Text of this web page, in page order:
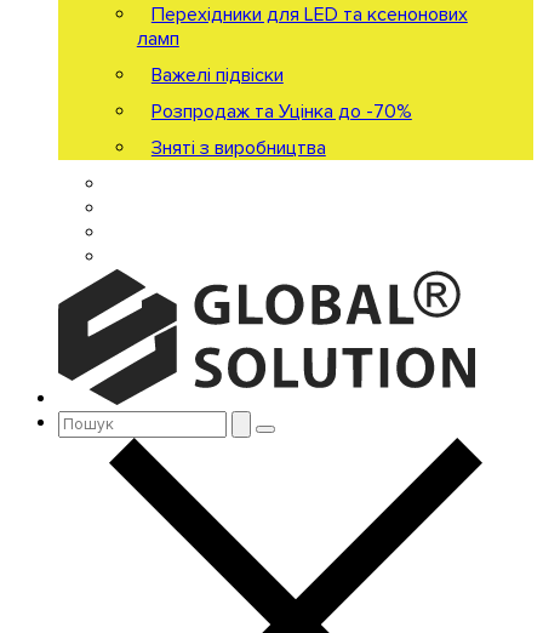
Перехідники для LED та ксенонових
ламп
Важелі підвіски
Розпродаж та Уцінка до -70%
Зняті з виробництва